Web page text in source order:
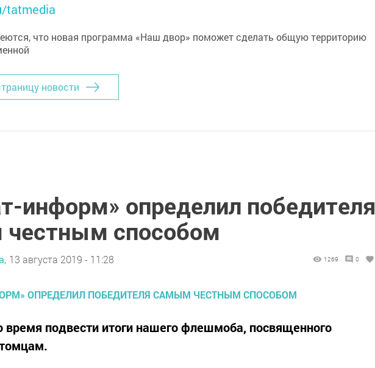
tatmedia
новости
информ» определил победителя
способом
13 августа 2019 - 11:28 1269 0
время подвести итоги нашего флешмоба, посвященного